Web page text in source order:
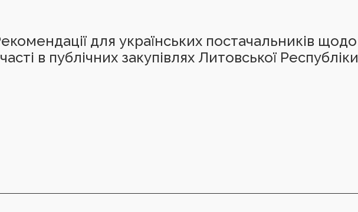
для українських постачальників щодо
в публічних закупівлях Литовської Республіки